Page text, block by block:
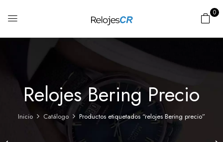
0
Relojes Bering Precio
Inicio Catálogo Productos etiquetados “relojes Bering precio”